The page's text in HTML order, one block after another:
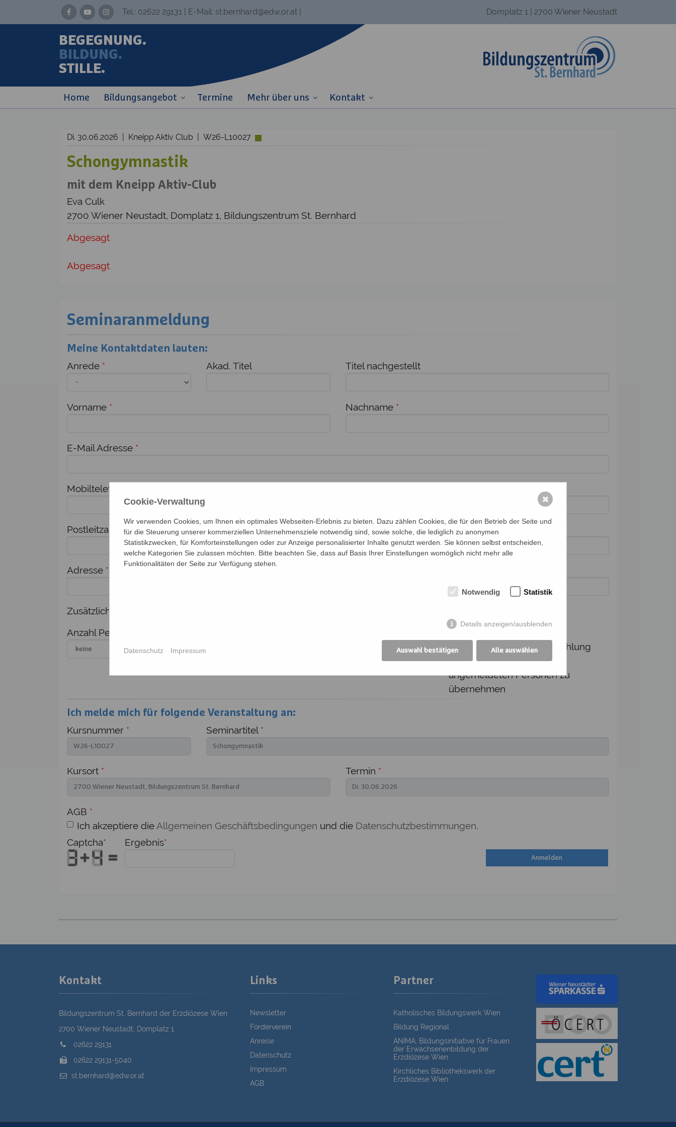
Tel.: 02622 29131 | E-Mail: st.bernhard@edw.or.at Domplatz 1 | 2700 Wiener Neustadt
BEGEGNUNG.
BILDUNG.
STILLE.
Home Bildungsangebot Termine Mehr über uns Kontakt
Di. 30.06.2026 | Kneipp Aktiv Club | W26-L10027
Schongymnastik
mit dem Kneipp Aktiv-Club
Eva Culk
2700 Wiener Neustadt, Domplatz 1, Bildungszentrum St. Bernhard
Abgesagt
Abgesagt
Seminaranmeldung
Meine Kontaktdaten lauten:
Anrede * Akad. Titel Titel nachgestellt
Vorname * Nachname *
E-Mail Adresse *
Mobiltelefon
Postleitzahl Ort*
Adresse *
Zusätzlich melde ich weitere Personen für diese Veranstaltung an:
Anzahl Personen
Bedingungen
Ich verpflichte mich, die Zahlung
und Kommunikation für die
angemeldeten Personen zu
übernehmen
Ich melde mich für folgende Veranstaltung an:
Kursnummer * Seminartitel *
Kursort * Termin *
AGB *
Ich akzeptiere die Allgemeinen Geschäftsbedingungen und die Datenschutzbestimmungen.
Captcha* Ergebnis*
Kontakt
Bildungszentrum St. Bernhard der Erzdiözese Wien
2700 Wiener Neustadt, Domplatz 1
02622 29131
02622 29131-5040
st.bernhard@edw.or.at
Links
Newsletter
Förderverein
Anreise
Datenschutz
Impressum
AGB
Partner
Katholisches Bildungswerk Wien
Bildung Regional
ANIMA, Bildungsinitiative für Frauen
der Erwachsenenbildung der
Erzdiözese Wien
Kirchliches Bibliothekswerk der
Erzdiözese Wien
Cookie-Verwaltung
Wir verwenden Cookies, um Ihnen ein optimales Webseiten-Erlebnis zu bieten. Dazu zählen Cookies, die für den Betrieb der Seite und
für die Steuerung unserer kommerziellen Unternehmensziele notwendig sind, sowie solche, die lediglich zu anonymen
Statistikzwecken, für Komforteinstellungen oder zur Anzeige personalisierter Inhalte genutzt werden. Sie können selbst entscheiden,
welche Kategorien Sie zulassen möchten. Bitte beachten Sie, dass auf Basis Ihrer Einstellungen womöglich nicht mehr alle
Funktionalitäten der Seite zur Verfügung stehen.
Notwendig Statistik
Details anzeigen/ausblenden
Auswahl bestätigen Alle auswählen
Datenschutz Impressum
✖